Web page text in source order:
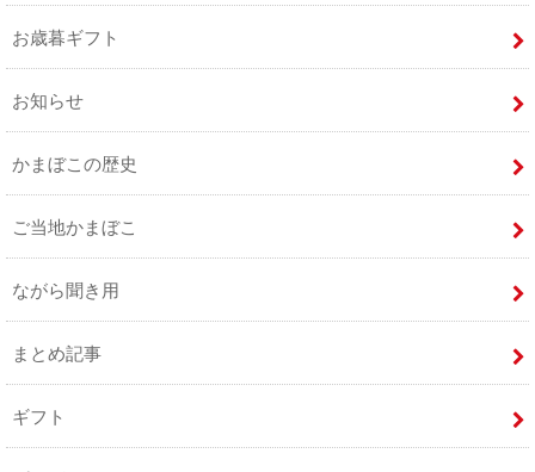
お歳暮ギフト
お知らせ
かまぼこの歴史
ご当地かまぼこ
ながら聞き用
まとめ記事
ギフト